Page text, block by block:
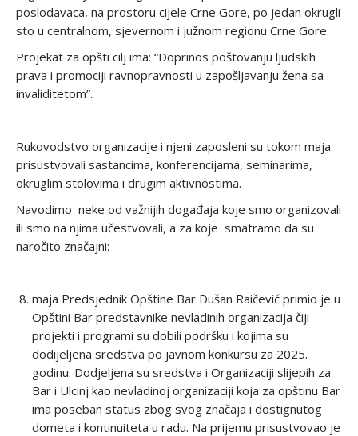
poslodavaca, na prostoru cijele Crne Gore, po jedan okrugli
sto u centralnom, sjevernom i južnom regionu Crne Gore.
Projekat za opšti cilj ima: “Doprinos poštovanju ljudskih
prava i promociji ravnopravnosti u zapošljavanju žena sa
invaliditetom”.
Rukovodstvo organizacije i njeni zaposleni su tokom maja
prisustvovali sastancima, konferencijama, seminarima,
okruglim stolovima i drugim aktivnostima.
Navodimo neke od važnijih događaja koje smo organizovali
ili smo na njima učestvovali, a za koje smatramo da su
naročito značajni:
maja Predsjednik Opštine Bar Dušan Raičević primio je u
Opštini Bar predstavnike nevladinih organizacija čiji
projekti i programi su dobili podršku i kojima su
dodijeljena sredstva po javnom konkursu za 2025.
godinu. Dodjeljena su sredstva i Organizaciji slijepih za
Bar i Ulcinj kao nevladinoj organizaciji koja za opštinu Bar
ima poseban status zbog svog značaja i dostignutog
dometa i kontinuiteta u radu. Na prijemu prisustvovao je